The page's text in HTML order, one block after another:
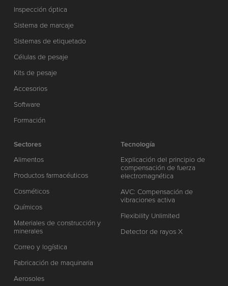
Inspección óptica
Sistema de marcaje
Sistemas de etiquetado
Células de pesaje
Kits de pesaje
Accesorios
Software
Formación
Sectores
Alimentos
Productos farmacéuticos
Cosméticos
Químicos
Materiales de construcción y
minerales
Correo y logística
Fabricación de maquinaria
Aerosoles
Tecnología
Explicación del principio de
compensación de fuerza
electromagnética
AVC: Compensación de
vibraciones activa
Flexibility Unlimited
Detector de rayos X